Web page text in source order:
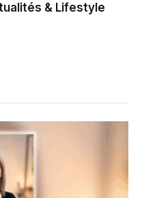
& Lifestyle